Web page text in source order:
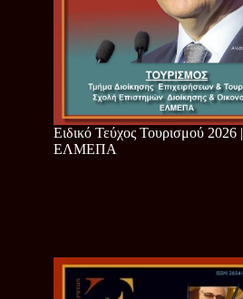
Ειδικό Τεύχος Τουρισμού 2026 |
ΕΛΜΕΠΑ